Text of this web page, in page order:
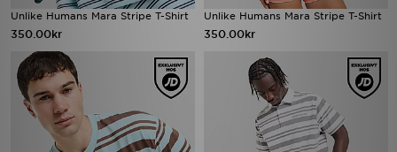
Unlike Humans Mara Stripe T-Shirt
350.00kr
Unlike Humans Mara Stripe T-Shirt
350.00kr